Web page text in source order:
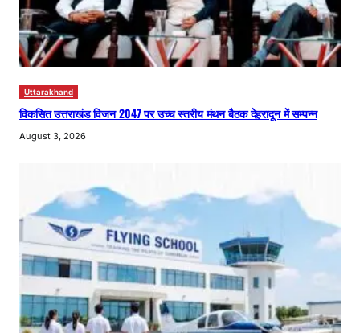
Uttarakhand
विकसित उत्तराखंड विजन 2047 पर उच्च स्तरीय मंथन बैठक देहरादून में सम्पन्न
August 3, 2026